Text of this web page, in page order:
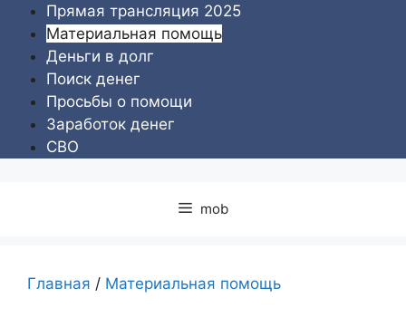
Перейти
содержимому
Прямая трансляция 2025
Материальная помощь
Деньги в долг
Поиск денег
Просьбы о помощи
Заработок денег
СВО
mob
Главная / Материальная помощь